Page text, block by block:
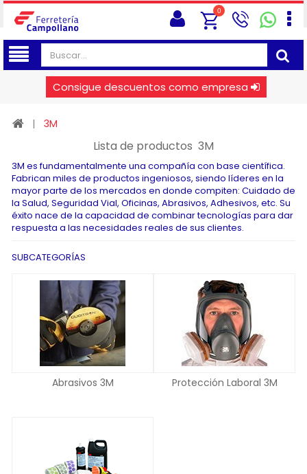
0
Consigue descuentos como empresa
3M
Lista de productos 3M
3M es fundamentalmente una compañía con base científica.
Fabrican miles de productos ingeniosos, siendo líderes en la
mayor parte de los mercados en donde compiten: Cuidado de
la Salud, Seguridad Vial, Oficinas, Abrasivos, Adhesivos, etc. Su
éxito nace de la capacidad de combinar tecnologías para dar
respuesta a las necesidades reales de sus clientes.
SUBCATEGORÍAS
Abrasivos 3M Protección Laboral 3M